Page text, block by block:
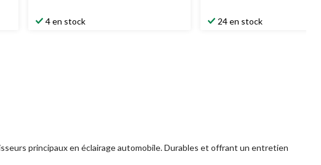
4 en stock 24 en stock
principaux en éclairage automobile. Durables et offrant un entretien